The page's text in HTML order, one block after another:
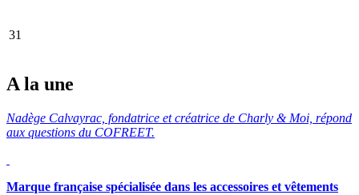
31
A la une
Nadège Calvayrac, fondatrice et créatrice de Charly & Moi, répond
aux questions du COFREET.
Marque française spécialisée dans les accessoires et vêtements